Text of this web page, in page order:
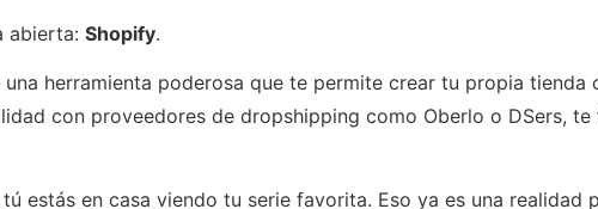
abierta: Shopify.
herramienta poderosa que te permite crear tu propia tienda
con proveedores de dropshipping como Oberlo o DSers,
estás en casa viendo tu serie favorita. Eso ya es una realidad